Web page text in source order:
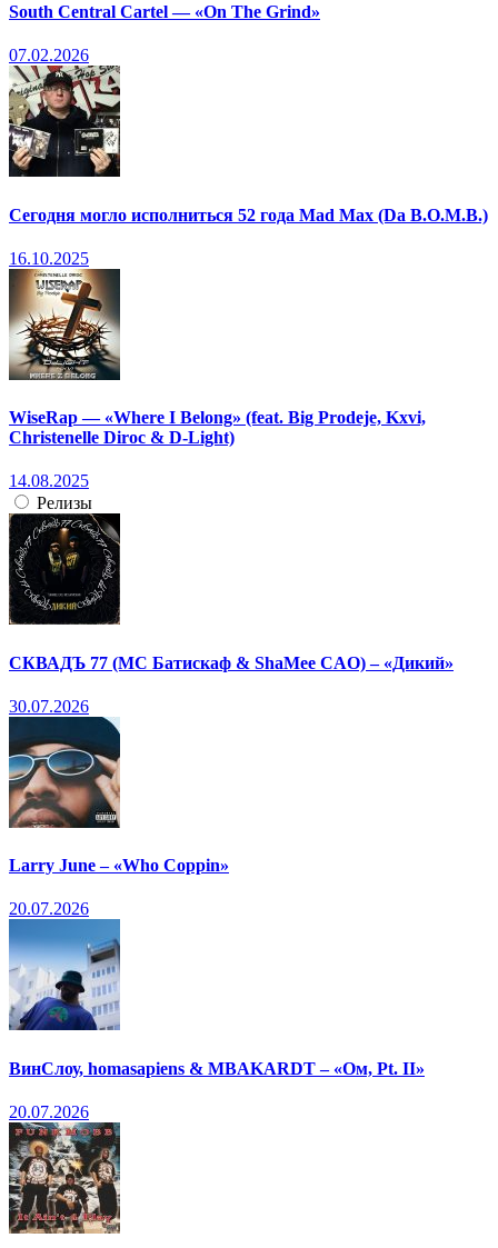
South Central Cartel — «On The Grind»
07.02.2026
Сегодня могло исполниться 52 года Mad Max (Da B.O.M.B.)
16.10.2025
WiseRap — «Where I Belong» (feat. Big Prodeje, Kxvi,
Christenelle Diroc & D-Light)
14.08.2025
Релизы
СКВАДЪ 77 (МС Батискаф & ShaMee CAO) – «Дикий»
30.07.2026
Larry June – «Who Coppin»
20.07.2026
ВинСлоу, homasapiens & MBAKARDT – «Ом, Pt. II»
20.07.2026